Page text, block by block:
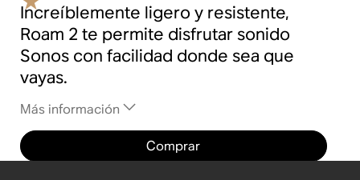
Increíblemente ligero y resistente,
Roam 2 te permite disfrutar sonido
Sonos con facilidad donde sea que
vayas.
Más información
Comprar